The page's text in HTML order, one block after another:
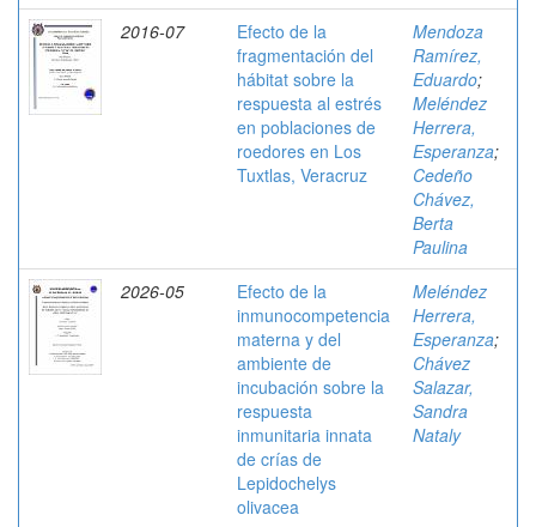
2016-07
Efecto de la
fragmentación del
hábitat sobre la
respuesta al estrés
en poblaciones de
roedores en Los
Tuxtlas, Veracruz
Mendoza
Ramírez,
Eduardo;
Meléndez
Herrera,
Esperanza;
Cedeño
Chávez,
Berta
Paulina
2026-05
Efecto de la
inmunocompetencia
materna y del
ambiente de
incubación sobre la
respuesta
inmunitaria innata
de crías de
Lepidochelys
olivacea
Meléndez
Herrera,
Esperanza;
Chávez
Salazar,
Sandra
Nataly